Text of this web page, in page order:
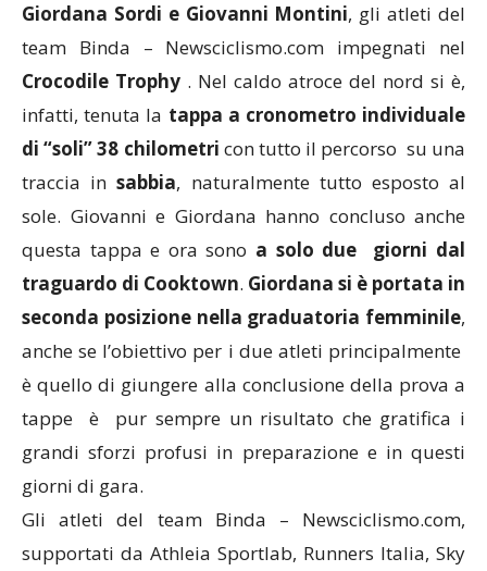
Giordana Sordi e Giovanni Montini, gli atleti del
team Binda – Newsciclismo.com impegnati nel
Crocodile Trophy . Nel caldo atroce del nord si è,
infatti, tenuta la tappa a cronometro individuale
di “soli” 38 chilometri con tutto il percorso su una
traccia insabbia, naturalmente tutto esposto al
sole. Giovanni e Giordana hanno concluso anche
questa tappa e ora sono a solo due giorni dal
traguardo di Cooktown. Giordana si è portata in
seconda posizione nella graduatoria femminile,
anche se l’obiettivo per i due atleti principalmente
è quello di giungere alla conclusione della prova a
tappe è pur sempre un risultato che gratifica i
grandi sforzi profusi in preparazione e in questi
giorni di gara.
Gli atleti del team Binda – Newsciclismo.com,
supportati da Athleia Sportlab, Runners Italia, Sky